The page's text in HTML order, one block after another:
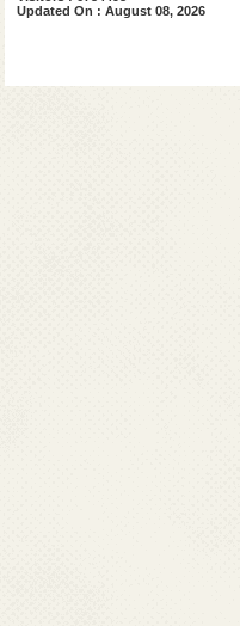
Updated On : August 08, 2026